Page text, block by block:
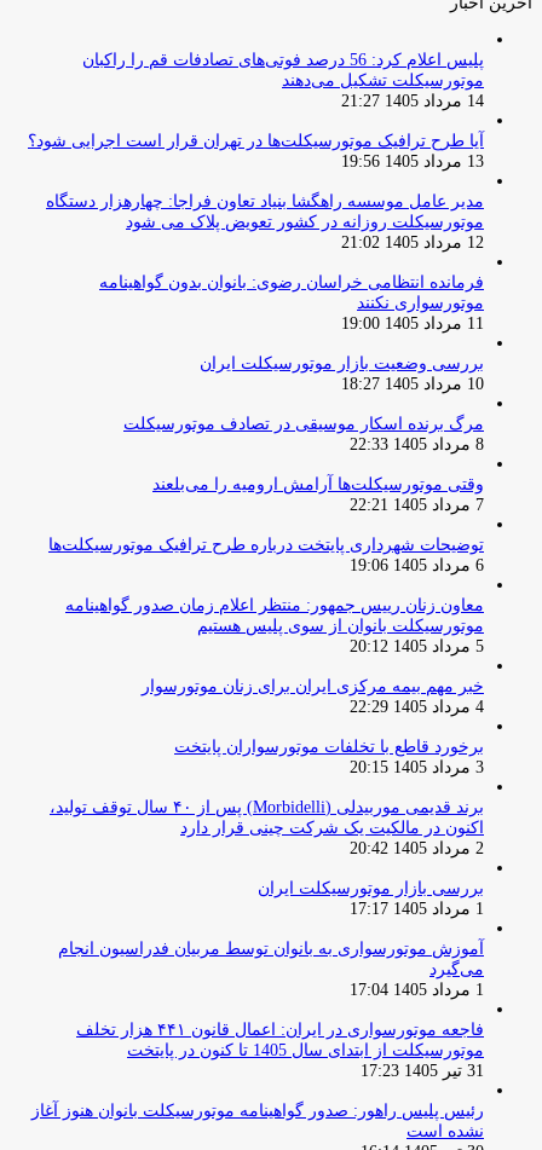
پلیس اعلام کرد: 56 درصد فوتی‌های تصادفات قم را راکبان
موتورسیکلت تشکیل می‌دهند
14 مرداد 1405 21:27
آیا طرح ترافیک موتورسیکلت‌ها در تهران قرار است اجرایی شود؟
13 مرداد 1405 19:56
مدیر عامل موسسه راهگشا بنیاد تعاون فراجا: چهارهزار دستگاه
موتورسیکلت روزانه در کشور تعویض پلاک می شود
12 مرداد 1405 21:02
فرمانده انتظامی خراسان رضوی: بانوان بدون گواهینامه
موتورسواری نکنند
11 مرداد 1405 19:00
بررسی وضعیت بازار موتورسیکلت ایران
10 مرداد 1405 18:27
مرگ برنده اسکار موسیقی در تصادف موتورسیکلت
8 مرداد 1405 22:33
وقتی موتورسیکلت‌ها آرامش ارومیه را می‌بلعند
7 مرداد 1405 22:21
توضیحات شهرداری پایتخت درباره طرح ترافیک موتورسیکلت‌ها
6 مرداد 1405 19:06
معاون زنان رییس جمهور: منتظر اعلام زمان صدور گواهینامه
موتورسیکلت بانوان از سوی پلیس هستیم
5 مرداد 1405 20:12
خبر مهم بیمه مرکزی ایران برای زنان موتورسوار
4 مرداد 1405 22:29
برخورد قاطع با تخلفات موتورسواران پایتخت
3 مرداد 1405 20:15
برند قدیمی موربیدلی (Morbidelli) پس از ۴۰ سال توقف تولید،
اکنون در مالکیت یک شرکت چینی قرار دارد
2 مرداد 1405 20:42
بررسی بازار موتورسیکلت ایران
1 مرداد 1405 17:17
آموزش موتورسواری به بانوان توسط مربیان فدراسیون انجام
می‌گیرد
1 مرداد 1405 17:04
فاجعه موتورسواری در ایران: اعمال قانون ۴۴۱ هزار تخلف
موتورسیکلت از ابتدای سال 1405 تا کنون در پایتخت
31 تیر 1405 17:23
رئیس پلیس راهور: صدور گواهینامه موتورسیکلت بانوان هنوز آغاز
نشده است